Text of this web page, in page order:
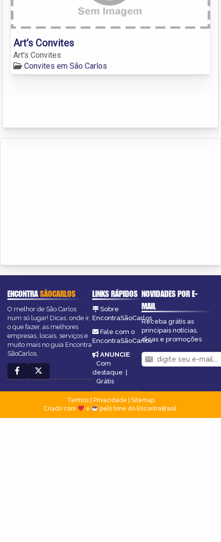
Art’s Convites
Art's Convites
Convites em São Carlos
ENCONTRASÃOCARLOS
O melhor de São Carlos
num só lugar! Dicas, onde ir,
o que fazer, as melhores
empresas, locais, serviços e
muito mais no guia Encontra
SãoCarlos.
LINKS RÁPIDOS
Sobre
EncontraSãoCarlos
Fale com o
EncontraSãoCarlos
ANUNCIE:
Com
destaque |
Grátis
NOVIDADES POR E-
MAIL
Receba grátis as
principais notícias,
dicas e promoções
Termos| Privacidade
Sitemap
Criado com
e pelo time do EncontraBrasil